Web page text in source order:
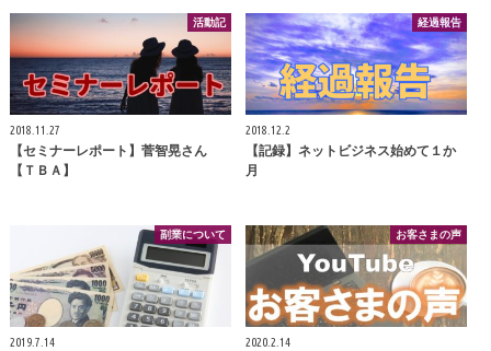
活動記
2018.11.27
【セミナーレポート】菅智晃さん
【ＴＢＡ】
経過報告
2018.12.2
【記録】ネットビジネス始めて１か
月
副業について
2019.7.14
お客さまの声
2020.2.14